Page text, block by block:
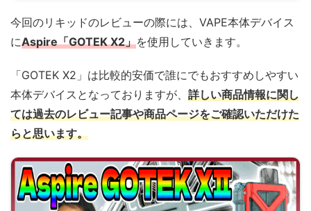
今回のリキッドのレビューの際には、VAPE本体デバイス
にAspire「GOTEK X2」を使用していきます。
「GOTEK X2」は比較的安価で誰にでもおすすめしやすい
本体デバイスとなっておりますが、 詳しい商品情報に関し
ては過去のレビュー記事や商品ページをご確認いただけた
らと思います。